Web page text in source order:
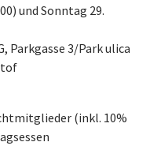
und Sonntag 29.
Parkgasse 3/Park ulica
(inkl. 10%